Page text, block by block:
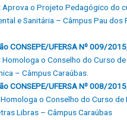
Aprova o Projeto Pedagógico do
e Sanitária – Câmpus Pau dos
CONSEPE/UFERSA Nº 009/
Homologa o Conselho do Curso de
– Câmpus Caraúbas.
CONSEPE/UFERSA Nº 008/
:Homologa o Conselho do Curso de
Libras – Câmpus Caraúbas